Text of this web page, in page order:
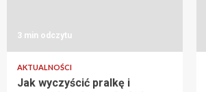
3 min odczytu
AKTUALNOŚCI
Jak wyczyścić pralkę i